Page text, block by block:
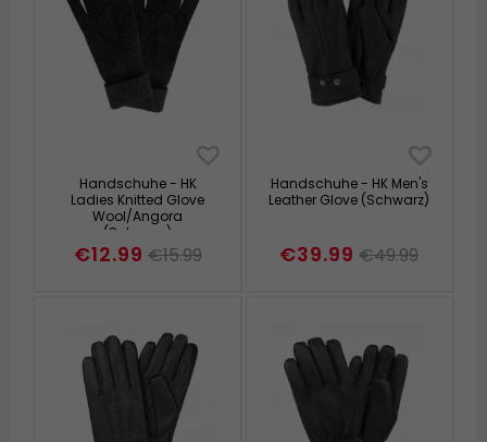
Handschuhe - HK
Ladies Knitted Glove
Wool/Angora
(Schwarz)
€12.99 €15.99
Handschuhe - HK Men's
Leather Glove (Schwarz)
€39.99 €49.99